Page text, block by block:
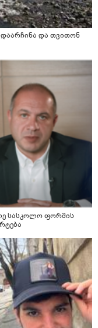
და თვითონ
სასკოლო ფორმის